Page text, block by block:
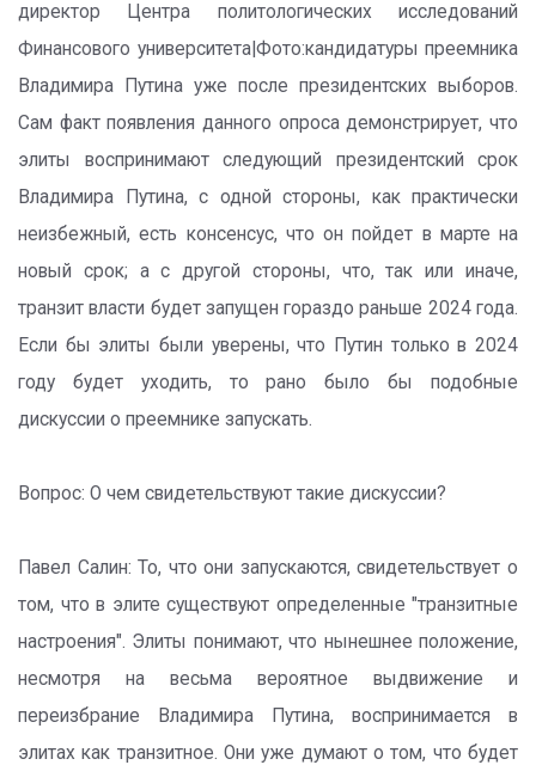
директор Центра политологических исследований
Финансового университета|Фото:кандидатуры преемника
Владимира Путина уже после президентских выборов.
Сам факт появления данного опроса демонстрирует, что
элиты воспринимают следующий президентский срок
Владимира Путина, с одной стороны, как практически
неизбежный, есть консенсус, что он пойдет в марте на
новый срок; а с другой стороны, что, так или иначе,
транзит власти будет запущен гораздо раньше 2024 года.
Если бы элиты были уверены, что Путин только в 2024
году будет уходить, то рано было бы подобные
дискуссии о преемнике запускать.
Вопрос: О чем свидетельствуют такие дискуссии?
Павел Салин: То, что они запускаются, свидетельствует о
том, что в элите существуют определенные "транзитные
настроения". Элиты понимают, что нынешнее положение,
несмотря на весьма вероятное выдвижение и
переизбрание Владимира Путина, воспринимается в
элитах как транзитное. Они уже думают о том, что будет